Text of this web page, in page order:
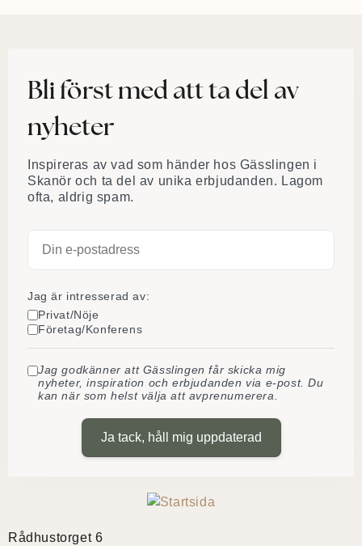
Bli först med att ta del av
nyheter
Inspireras av vad som händer hos Gässlingen i
Skanör och ta del av unika erbjudanden. Lagom
ofta, aldrig spam.
Jag är intresserad av:
Privat/Nöje
Företag/Konferens
Jag godkänner att Gässlingen får skicka mig
nyheter, inspiration och erbjudanden via e-post. Du
kan när som helst välja att avprenumerera.
Ja tack, håll mig uppdaterad
Rådhustorget 6